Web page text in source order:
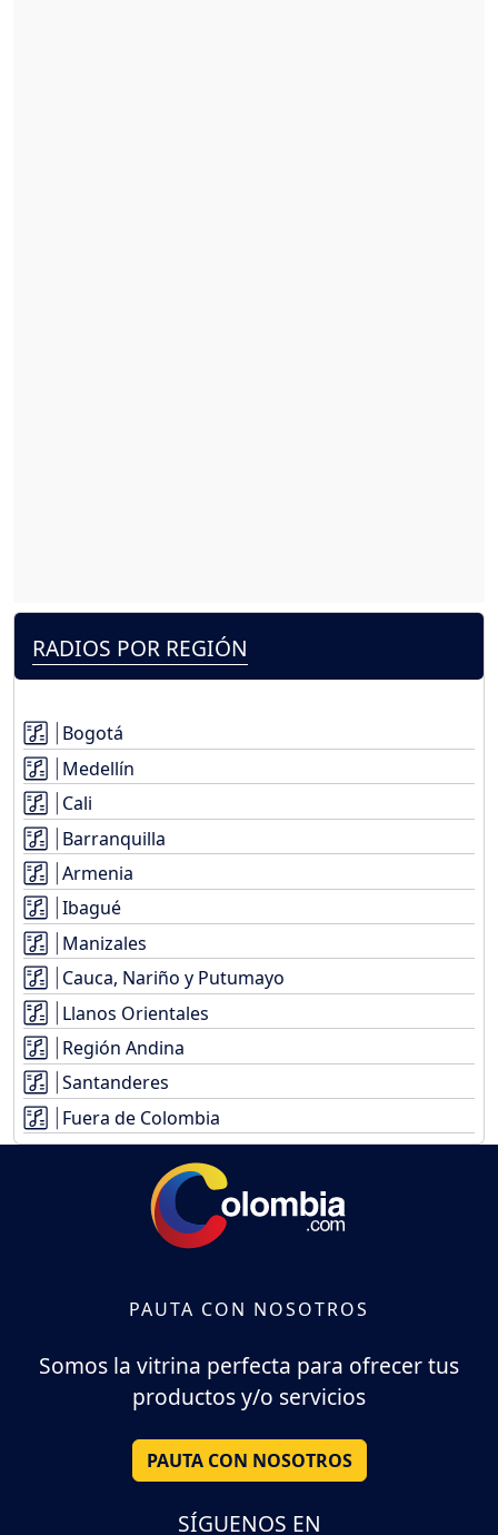
RADIOS POR REGIÓN
Bogotá
Medellín
Cali
Barranquilla
Armenia
Ibagué
Manizales
Cauca, Nariño y Putumayo
Llanos Orientales
Región Andina
Santanderes
Fuera de Colombia
PAUTA CON NOSOTROS
Somos la vitrina perfecta para ofrecer tus
productos y/o servicios
PAUTA CON NOSOTROS
SÍGUENOS EN